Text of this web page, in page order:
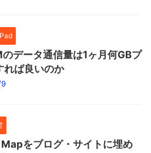
データ通信量は1ヶ月何GBプ
れば良いのか
をブログ・サイトに埋め